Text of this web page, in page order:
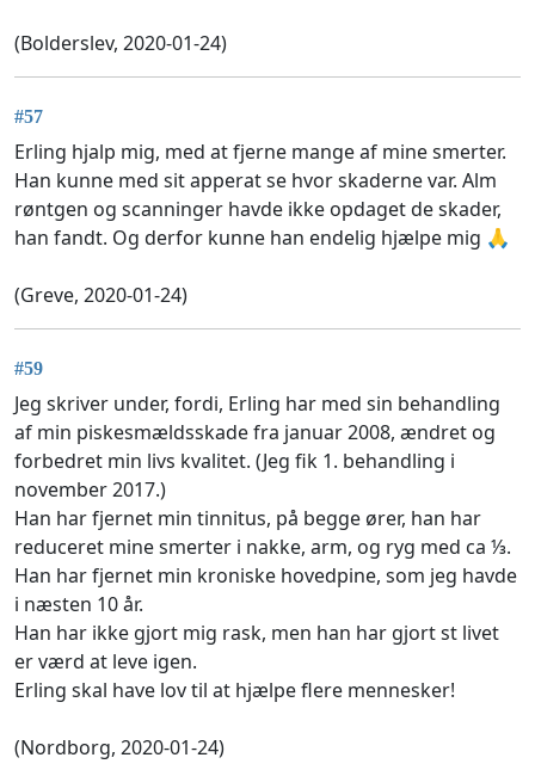
(Bolderslev, 2020-01-24)
#57
Erling hjalp mig, med at fjerne mange af mine smerter.
Han kunne med sit apperat se hvor skaderne var. Alm
røntgen og scanninger havde ikke opdaget de skader,
han fandt. Og derfor kunne han endelig hjælpe mig 🙏
(Greve, 2020-01-24)
#59
Jeg skriver under, fordi, Erling har med sin behandling
af min piskesmældsskade fra januar 2008, ændret og
forbedret min livs kvalitet. (Jeg fik 1. behandling i
november 2017.)
Han har fjernet min tinnitus, på begge ører, han har
reduceret mine smerter i nakke, arm, og ryg med ca ⅓.
Han har fjernet min kroniske hovedpine, som jeg havde
i næsten 10 år.
Han har ikke gjort mig rask, men han har gjort st livet
er værd at leve igen.
Erling skal have lov til at hjælpe flere mennesker!
(Nordborg, 2020-01-24)